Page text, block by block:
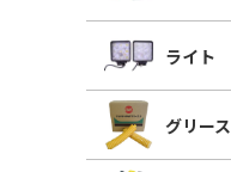
ライト
グリース